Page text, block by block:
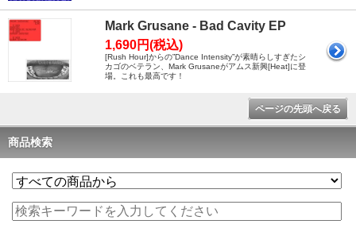
Mark Grusane - Bad Cavity EP
1,690円(税込)
[Rush Hour]からの”Dance Intensity”が素晴らしすぎたシ
カゴのベテラン、Mark Grusaneがアムス新興[Heat]に登
場。これも最高です！
ページの先頭へ戻る
商品検索